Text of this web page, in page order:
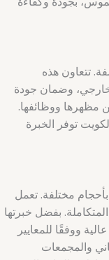
تتعاون هذه
وضمان جودة
مظهرها ووظائفها.
توفر الخبرة
مختلفة. تعمل
بفضل خبرتها
ووفقًا للمعايير
والمجمعات